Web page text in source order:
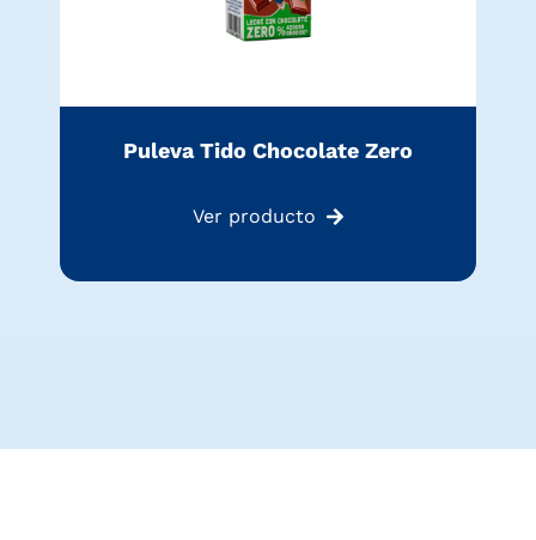
Puleva Tido Chocolate Zero
Ver producto